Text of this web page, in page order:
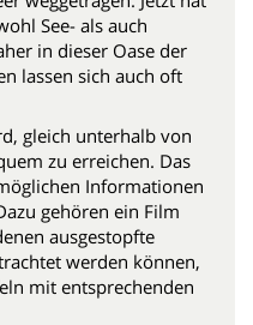
See- als auch
in dieser Oase der
lassen sich auch oft
gleich unterhalb von
zu erreichen. Das
Informationen
gehören ein Film
ausgestopfte
werden können,
mit entsprechenden